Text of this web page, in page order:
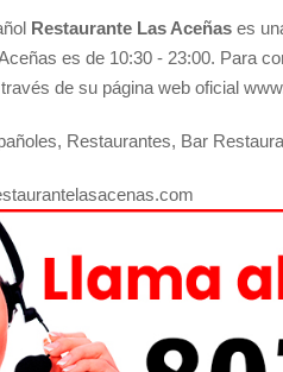
Restaurante Las Aceñas es
es de 10:30 - 23:00. Para
de su página web oficial
Restaurantes, Bar